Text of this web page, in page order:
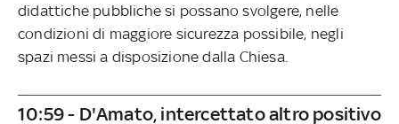
didattiche pubbliche si possano svolgere, nelle
condizioni di maggiore sicurezza possibile, negli
spazi messi a disposizione dalla Chiesa.
10:59 - D'Amato, intercettato altro positivo